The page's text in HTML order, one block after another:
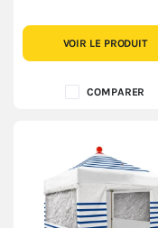
VOIR LE PRODUIT
COMPARER